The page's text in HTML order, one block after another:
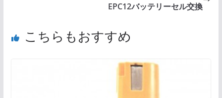
EPC12バッテリーセル交換
こちらもおすすめ